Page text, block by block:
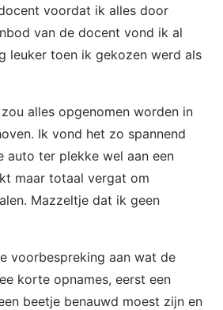
voordat ik alles door
van de docent vond ik al
leuker toen ik gekozen werd als
alles opgenomen worden in
Ik vond het zo spannend
auto ter plekke wel aan een
maar totaal vergat om
Mazzeltje dat ik geen
voorbespreking aan wat de
korte opnames, eerst een
beetje benauwd moest zijn en